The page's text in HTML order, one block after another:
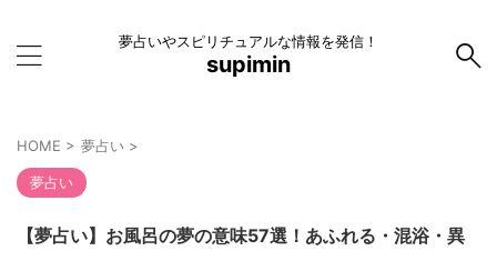
夢占いやスピリチュアルな情報を発信！
supimin
HOME > 夢占い >
夢占い
【夢占い】お風呂の夢の意味57選！あふれる・混浴・異